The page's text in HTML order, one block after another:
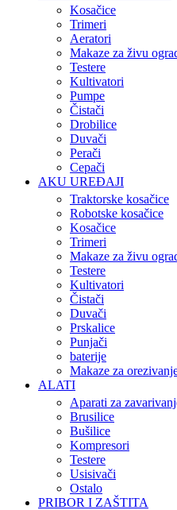
Kosačice
Trimeri
Aeratori
Makaze za živu
Testere
Kultivatori
Pumpe
Čistači
Drobilice
Duvači
Perači
Cepači
AKU UREĐAJI
Traktorske kosačice
Robotske kosačice
Kosačice
Trimeri
Makaze za živu
Testere
Kultivatori
Čistači
Duvači
Prskalice
Punjači
baterije
Makaze za
ALATI
Aparati za
Brusilice
Bušilice
Kompresori
Testere
Usisivači
Ostalo
PRIBOR I ZAŠTITA